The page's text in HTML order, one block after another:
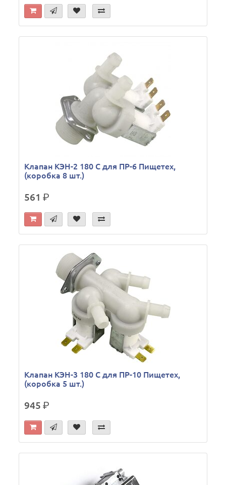
Клапан КЭН-2 180 С для ПР-6 Пищетех,
(коробка 8 шт.)
561р.
Клапан КЭН-3 180 С для ПР-10 Пищетех,
(коробка 5 шт.)
945р.